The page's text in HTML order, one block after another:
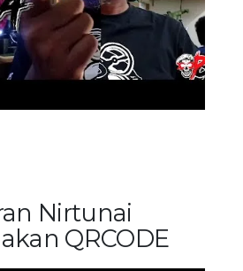
Nirtunai
QRCODE